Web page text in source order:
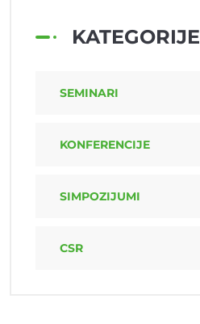
KATEGORIJE
SEMINARI
KONFERENCIJE
SIMPOZIJUMI
CSR